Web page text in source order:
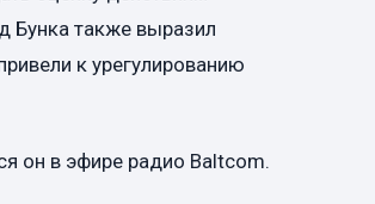
Бунка также выразил
к урегулированию
он в эфире радио Baltcom.